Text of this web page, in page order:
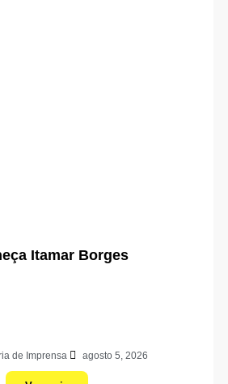
Itamar Borges
de Imprensa agosto 5, 2026